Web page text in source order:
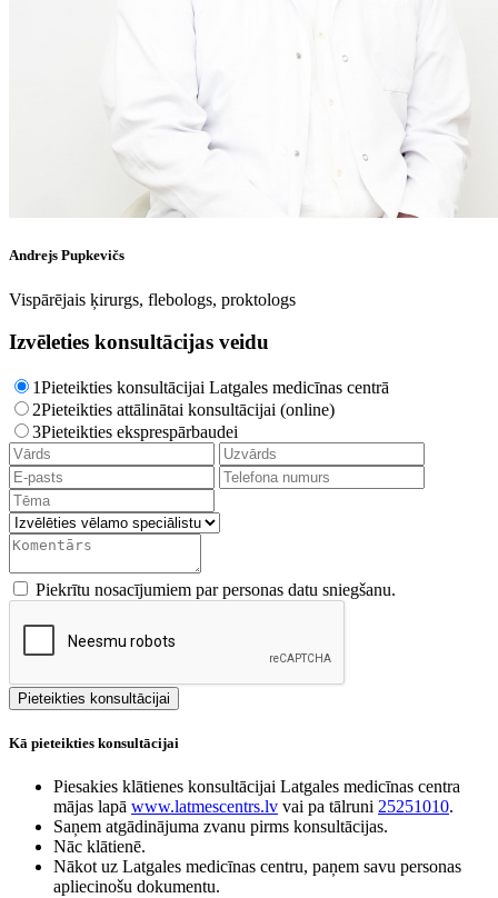
Andrejs Pupkevičs
Vispārējais ķirurgs, flebologs, proktologs
Izvēleties konsultācijas veidu
1Pieteikties konsultācijai Latgales medicīnas centrā
2Pieteikties attālinātai konsultācijai (online)
3Pieteikties eksprespārbaudei
Piekrītu nosacījumiem par personas datu sniegšanu.
Kā pieteikties konsultācijai
Piesakies klātienes konsultācijai Latgales medicīnas centra
mājas lapā www.latmescentrs.lv vai pa tālruni 25251010.
Saņem atgādinājuma zvanu pirms konsultācijas.
Nāc klātienē.
Nākot uz Latgales medicīnas centru, paņem savu personas
apliecinošu dokumentu.